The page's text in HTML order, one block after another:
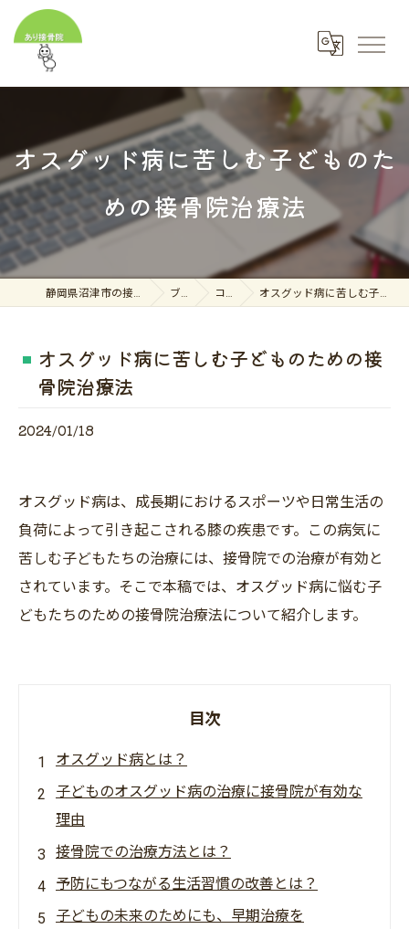
オスグッド病に苦しむ子どものた
めの接骨院治療法
静岡県沼津市の接骨院ならあり接骨院 ブログ コラム オスグッド病に苦しむ子どものための接骨院治療法
オスグッド病に苦しむ子どものための接
骨院治療法
2024/01/18
オスグッド病は、成長期におけるスポーツや日常生活の
負荷によって引き起こされる膝の疾患です。この病気に
苦しむ子どもたちの治療には、接骨院での治療が有効と
されています。そこで本稿では、オスグッド病に悩む子
どもたちのための接骨院治療法について紹介します。
目次
オスグッド病とは？
子どものオスグッド病の治療に接骨院が有効な
理由
接骨院での治療方法とは？
予防にもつながる生活習慣の改善とは？
子どもの未来のためにも、早期治療を